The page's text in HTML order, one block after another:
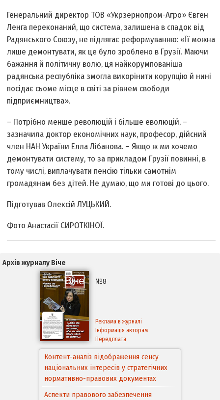
Генеральний директор ТОВ «Укрзернопром-Агро» Євген
Ленга переконаний, що система, залишена в спадок від
Радянського Союзу, не підлягає реформуванню: «Її можна
лише демонтувати, як це було зроблено в Грузії. Маючи
бажання й політичну волю, ця найкорумпованіша
радянська республіка змогла викорінити корупцію й нині
посідає сьоме місце в світі за рівнем свободи
підприємництва».
– Потрібно менше революцій і більше еволюцій, –
зазначила доктор економічних наук, професор, дійсний
член НАН України Елла Лібанова. – Якщо ж ми хочемо
демонтувати систему, то за прикладом Грузії повинні, в
тому числі, виплачувати пенсію тільки самотнім
громадянам без дітей. Не думаю, що ми готові до цього.
Підготував Олексій ЛУЦЬКИЙ.
Фото Анастасії СИРОТКІНОЇ.
Архів журналу Віче
№8
Реклама в журналі
Інформація авторам
Передплата
Контент-аналіз відображення сенсу
національних інтересів у стратегічних
нормативно-правових документах
Аспекти правового забезпечення